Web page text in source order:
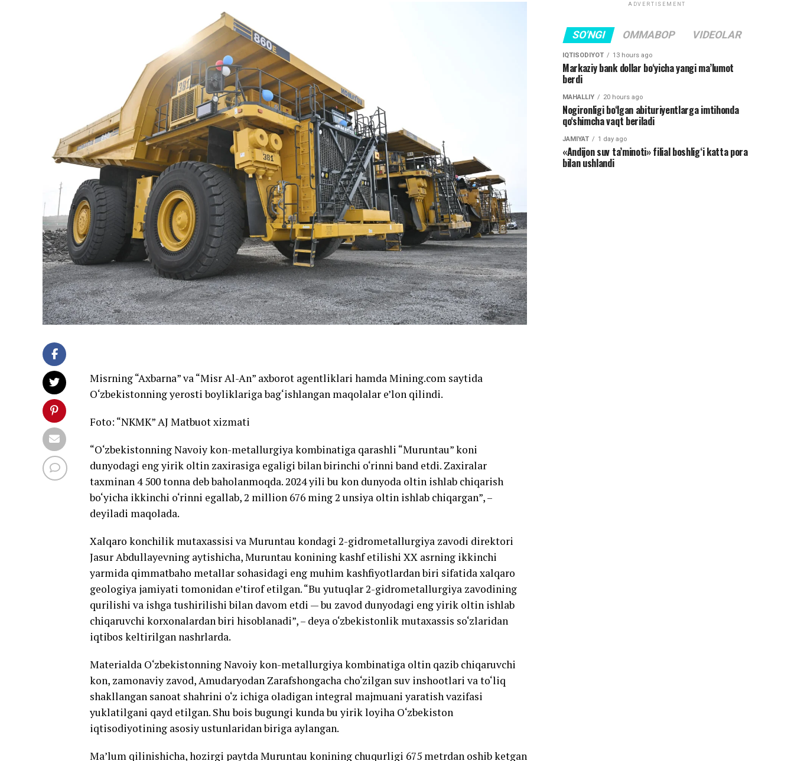
Misrning “Axbarna” va “Misr Al-An” axborot agentliklari hamda Mining.com saytida
O‘zbekistonning yerosti boyliklariga bag‘ishlangan maqolalar e’lon qilindi.
Foto: “NKMK” AJ Matbuot xizmati
“O‘zbekistonning Navoiy kon-metallurgiya kombinatiga qarashli “Muruntau” koni
dunyodagi eng yirik oltin zaxirasiga egaligi bilan birinchi o‘rinni band etdi. Zaxiralar
taxminan 4 500 tonna deb baholanmoqda. 2024 yili bu kon dunyoda oltin ishlab chiqarish
bo‘yicha ikkinchi o‘rinni egallab, 2 million 676 ming 2 unsiya oltin ishlab chiqargan”, –
deyiladi maqolada.
Xalqaro konchilik mutaxassisi va Muruntau kondagi 2-gidrometallurgiya zavodi direktori
Jasur Abdullayevning aytishicha, Muruntau konining kashf etilishi XX asrning ikkinchi
yarmida qimmatbaho metallar sohasidagi eng muhim kashfiyotlardan biri sifatida xalqaro
geologiya jamiyati tomonidan e’tirof etilgan. “Bu yutuqlar 2-gidrometallurgiya zavodining
qurilishi va ishga tushirilishi bilan davom etdi — bu zavod dunyodagi eng yirik oltin ishlab
chiqaruvchi korxonalardan biri hisoblanadi”, – deya o‘zbekistonlik mutaxassis so‘zlaridan
iqtibos keltirilgan nashrlarda.
Materialda O‘zbekistonning Navoiy kon-metallurgiya kombinatiga oltin qazib chiqaruvchi
kon, zamonaviy zavod, Amudaryodan Zarafshongacha cho‘zilgan suv inshootlari va to‘liq
shakllangan sanoat shahrini o‘z ichiga oladigan integral majmuani yaratish vazifasi
yuklatilgani qayd etilgan. Shu bois bugungi kunda bu yirik loyiha O‘zbekiston
iqtisodiyotining asosiy ustunlaridan biriga aylangan.
Ma’lum qilinishicha, hozirgi paytda Muruntau konining chuqurligi 675 metrdan oshib ketgan
ADVERTISEMENT
SO'NGI OMMABOP VIDEOLAR
IQTISODIYOT 13 hours ago
Markaziy bank dollar bo‘yicha yangi ma’lumot
berdi
MAHALLIY 20 hours ago
Nogironligi bo‘lgan abituriyentlarga imtihonda
qo‘shimcha vaqt beriladi
JAMIYAT 1 day ago
«Andijon suv ta’minoti» filial boshlig‘i katta pora
bilan ushlandi